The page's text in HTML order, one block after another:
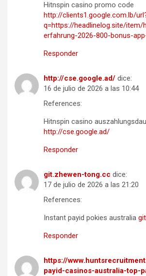
Hitnspin casino promo code
http://clients1.google.com.lb/
q=https://headlinelog.site/item/
erfahrung-2026-800-bonus-
Responder
http://cse.google.ad/ dice:
16 de julio de 2026 a las 10:44
References:
Hitnspin casino
http://cse.google.ad/
Responder
git.zhewen-tong.cc dice:
17 de julio de 2026 a las 21:20
References:
Instant payid pokies australia
Responder
https://
payid-casinos-australia-top-